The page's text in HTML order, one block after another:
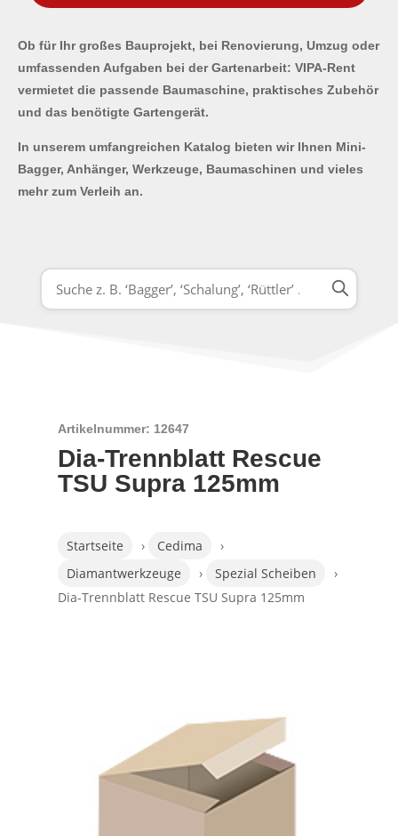
Ob für Ihr großes Bauprojekt, bei Renovierung, Umzug oder
umfassenden Aufgaben bei der Gartenarbeit: VIPA-Rent
vermietet die passende Baumaschine, praktisches Zubehör
und das benötigte Gartengerät.
In unserem umfangreichen Katalog bieten wir Ihnen Mini-
Bagger, Anhänger, Werkzeuge, Baumaschinen und vieles
mehr zum Verleih an.
Artikelnummer: 12647
Dia-Trennblatt Rescue
TSU Supra 125mm
Startseite › Cedima
›
Diamantwerkzeuge
› Spezial Scheiben
›
Dia-Trennblatt Rescue TSU Supra 125mm